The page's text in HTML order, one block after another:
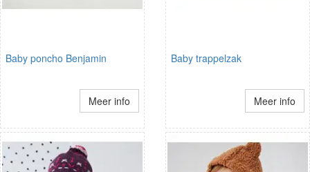
Baby poncho Benjamin
Meer info
Baby trappelzak
Meer info